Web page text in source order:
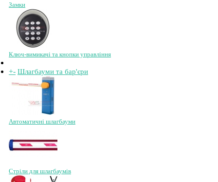
Замки
Ключ-вимикачі та кнопки управління
+- Шлагбауми та бар'єри
Автоматичні шлагбауми
Стріли для шлагбаумів